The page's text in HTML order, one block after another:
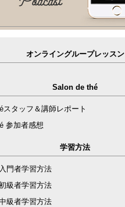
オンライングループレッスン
Salon de thé
スタッフ＆講師レポート
参加者感想
学習方法
門者学習方法
級者学習方法
級者学習方法